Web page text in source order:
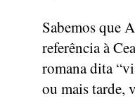
Sabemos que
referência à
romana dita
ou mais tarde,